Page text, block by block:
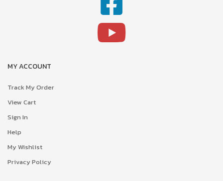
MY ACCOUNT
Track My Order
View Cart
Sign In
Help
My Wishlist
Privacy Policy